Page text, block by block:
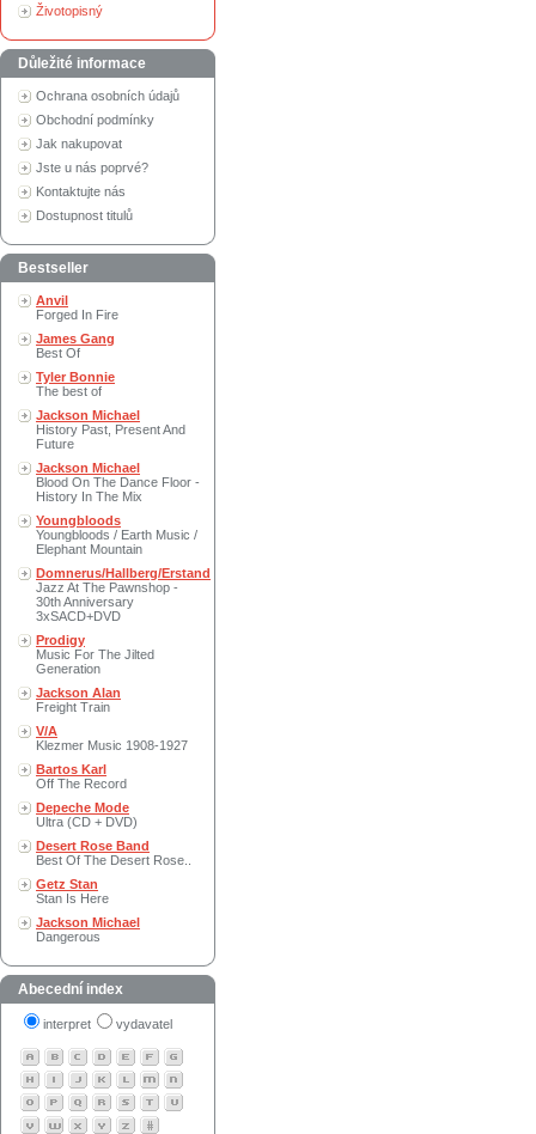
Životopisný
Důležité informace
Ochrana osobních údajů
Obchodní podmínky
Jak nakupovat
Jste u nás poprvé?
Kontaktujte nás
Dostupnost titulů
Bestseller
Anvil
Forged In Fire
James Gang
Best Of
Tyler Bonnie
The best of
Jackson Michael
History Past, Present And
Future
Jackson Michael
Blood On The Dance Floor -
History In The Mix
Youngbloods
Youngbloods / Earth Music /
Elephant Mountain
Domnerus/Hallberg/Erstand
Jazz At The Pawnshop -
30th Anniversary
3xSACD+DVD
Prodigy
Music For The Jilted
Generation
Jackson Alan
Freight Train
V/A
Klezmer Music 1908-1927
Bartos Karl
Off The Record
Depeche Mode
Ultra (CD + DVD)
Desert Rose Band
Best Of The Desert Rose..
Getz Stan
Stan Is Here
Jackson Michael
Dangerous
Abecední index
interpret vydavatel